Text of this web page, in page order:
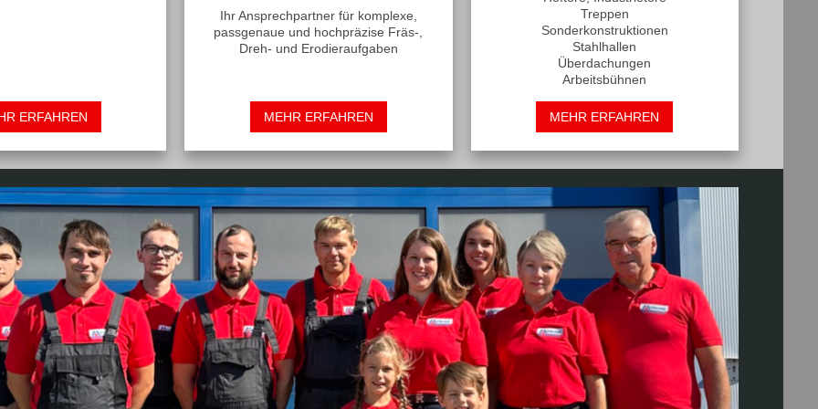
ERFAHREN
Ihr Ansprechpartner für komplexe,
passgenaue und hochpräzise Fräs-,
Dreh- und Erodieraufgaben
MEHR ERFAHREN
Treppen
Sonderkonstruktionen
Stahlhallen
Überdachungen
Arbeitsbühnen
MEHR ERFAHREN